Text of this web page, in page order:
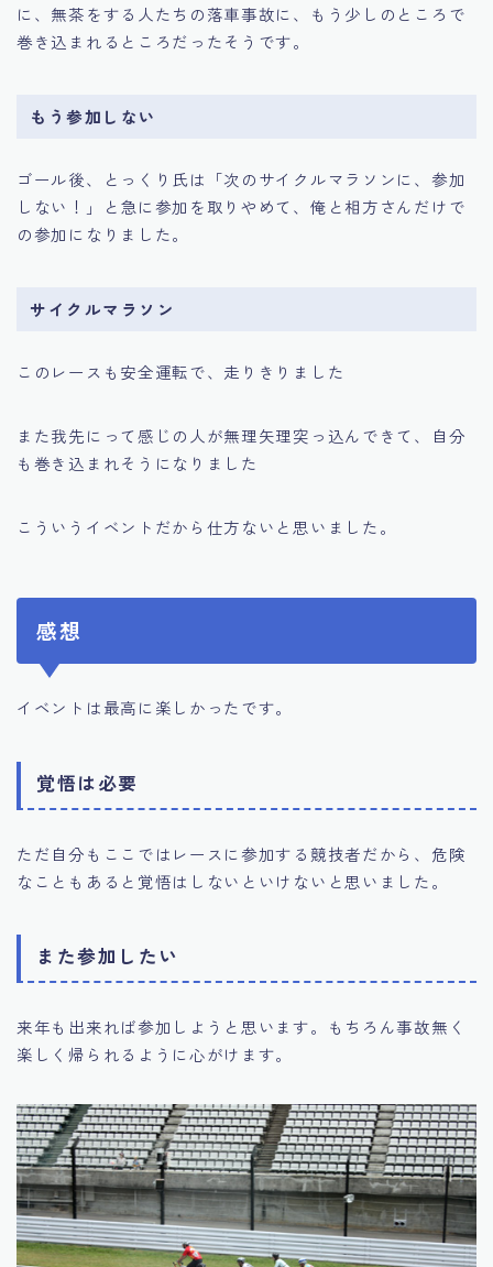
に、無茶をする人たちの落車事故に、もう少しのところで
巻き込まれるところだったそうです。
もう参加しない
ゴール後、とっくり氏は「次のサイクルマラソンに、参加
しない！」と急に参加を取りやめて、俺と相方さんだけで
の参加になりました。
サイクルマラソン
このレースも安全運転で、走りきりました
また我先にって感じの人が無理矢理突っ込んできて、自分
も巻き込まれそうになりました
こういうイベントだから仕方ないと思いました。
感想
イベントは最高に楽しかったです。
覚悟は必要
ただ自分もここではレースに参加する競技者だから、危険
なこともあると覚悟はしないといけないと思いました。
また参加したい
来年も出来れば参加しようと思います。もちろん事故無く
楽しく帰られるように心がけます。